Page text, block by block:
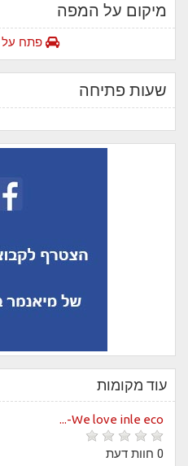
מיקום על המפה
פתח על
שעות פתיחה
עוד מקומות
We love inle eco-...
0 חוות דעת